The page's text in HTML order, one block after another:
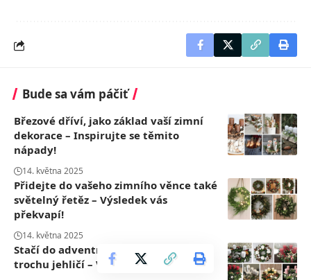
Bude sa vám páčiť
Březové dříví, jako základ vaší zimní
dekorace – Inspirujte se těmito
nápady!
14. května 2025
Přidejte do vašeho zimního věnce také
světelný řetěz – Výsledek vás
překvapí!
14. května 2025
Stačí do adventního věnce přidat
trochu jehličí – Výsledek stojí za to!